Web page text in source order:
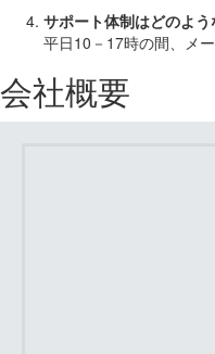
サポート体制はどのよう
平日10－17時の間、メ
会社概要